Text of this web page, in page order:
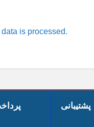
is processed.
پشتیبانی